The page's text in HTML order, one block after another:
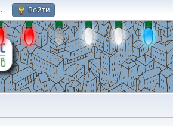
. Войти